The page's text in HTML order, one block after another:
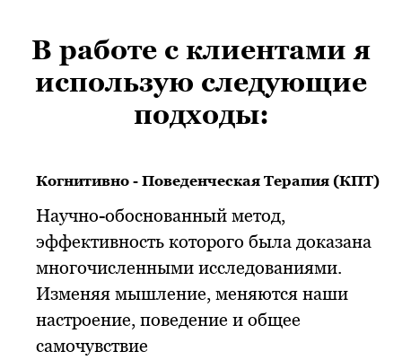
В работе с клиентами я
использую следующие
подходы:
Когнитивно - Поведенческая Терапия (КПТ)
Научно-обоснованный метод,
эффективность которого была доказана
многочисленными исследованиями.
Изменяя мышление, меняются наши
настроение, поведение и общее
самочувствие